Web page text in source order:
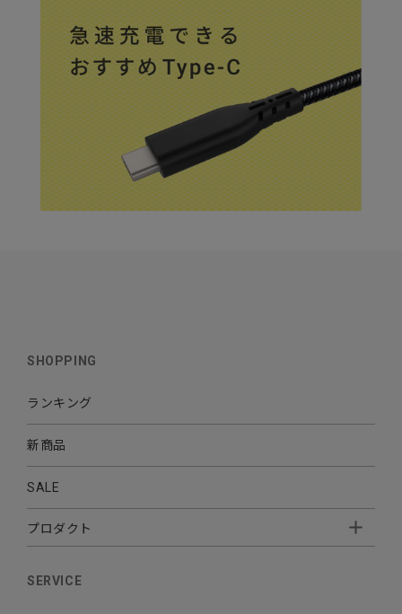
SHOPPING
ランキング
新商品
SALE
プロダクト
AUDIO
SERVICE